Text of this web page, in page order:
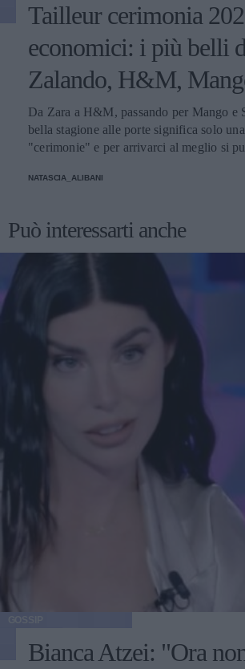
Tailleur cerimonia
economici: i più belli
Zalando, H&M,
Da Zara a H&M, passando per Mango e
bella stagione alle porte significa solo
"cerimonie" e per arrivarci al meglio si
NATASCIA_ALIBANI
Può interessarti anche
Bianca Atzei: "Ora